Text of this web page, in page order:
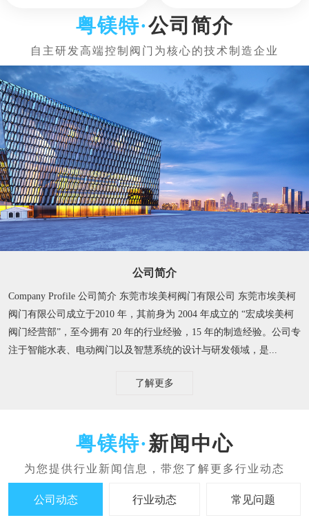
公司简介
公司简介
Company Profile 公司简介 东莞市埃美柯阀门有限公司 东莞市埃美柯
阀门有限公司成立于2010 年，其前身为 2004 年成立的 “宏成埃美柯
阀门经营部”，至今拥有 20 年的行业经验，15 年的制造经验。​ 公司专
注于智能水表、电动阀门以及智慧系统的设计与研发领域，是...
了解更多
新闻中心
公司动态 行业动态 常见问题